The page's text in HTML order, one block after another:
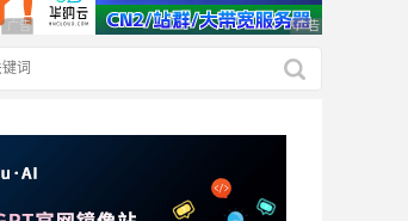
广告 商业广告，理性选择 广告 商业广告，理